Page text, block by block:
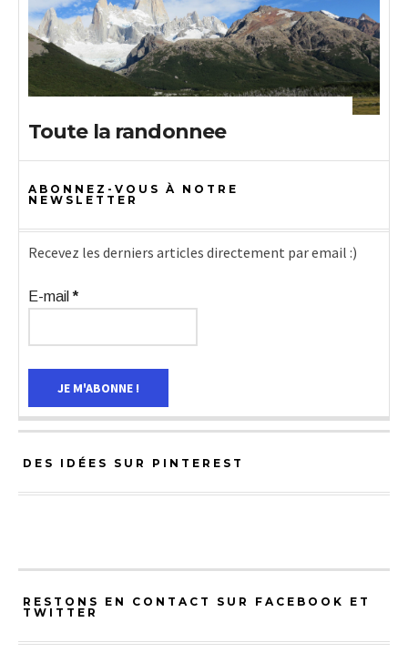
Toute la randonnee
ABONNEZ-VOUS À NOTRE
NEWSLETTER
Recevez les derniers articles directement par email :)
E-mail*
DES IDÉES SUR PINTEREST
RESTONS EN CONTACT SUR FACEBOOK ET
TWITTER